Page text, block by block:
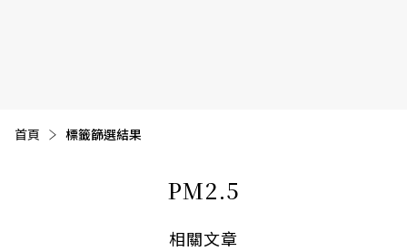
首頁 目前頁面：
標籤篩選結果
PM2.5
相關文章